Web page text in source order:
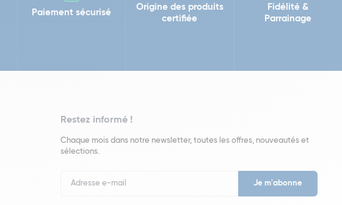
Paiement sécurisé
Origine des produits
certifiée
Fidélité &
Parrainage
Restez informé !
Chaque mois dans notre newsletter, toutes les offres, nouveautés et
sélections.
Newsletter